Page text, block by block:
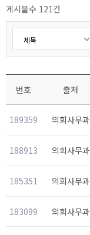
게시물수 121건
제목
번호 출처
189359 의회사무과
188913 의회사무과
185351 의회사무과
183099 의회사무과